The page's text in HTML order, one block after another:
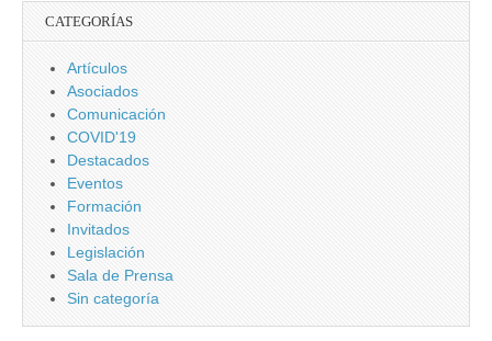
CATEGORÍAS
Artículos
Asociados
Comunicación
COVID'19
Destacados
Eventos
Formación
Invitados
Legislación
Sala de Prensa
Sin categoría